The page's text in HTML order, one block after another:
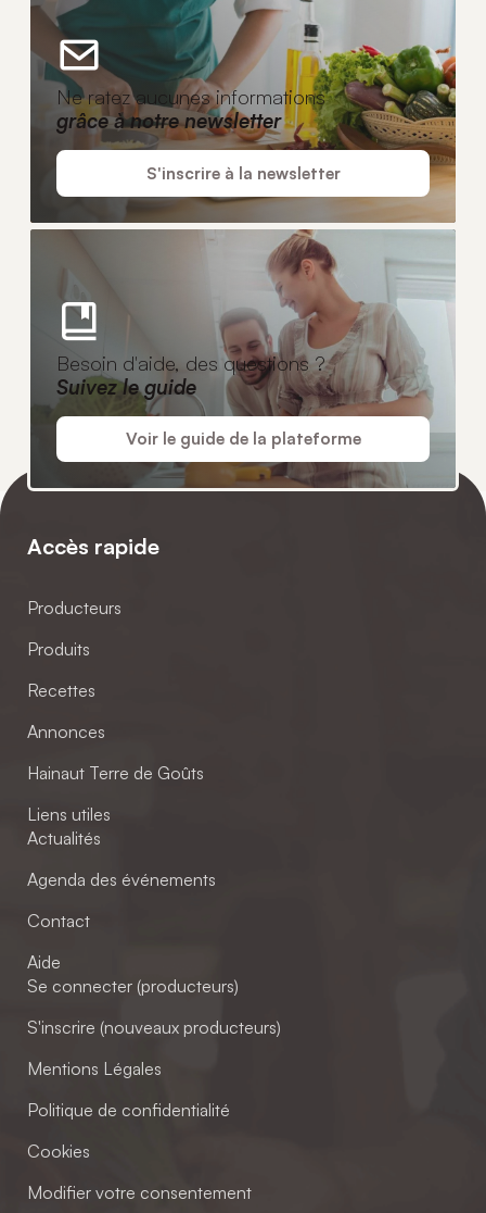
Ne ratez aucunes informations
grâce à notre newsletter
S'inscrire à la newsletter
Besoin d'aide, des questions ?
Suivez le guide
Voir le guide de la plateforme
Accès rapide
Producteurs
Produits
Recettes
Annonces
Hainaut Terre de Goûts
Liens utiles
Actualités
Agenda des événements
Contact
Aide
Se connecter (producteurs)
S'inscrire (nouveaux producteurs)
Mentions Légales
Politique de confidentialité
Cookies
Modifier votre consentement